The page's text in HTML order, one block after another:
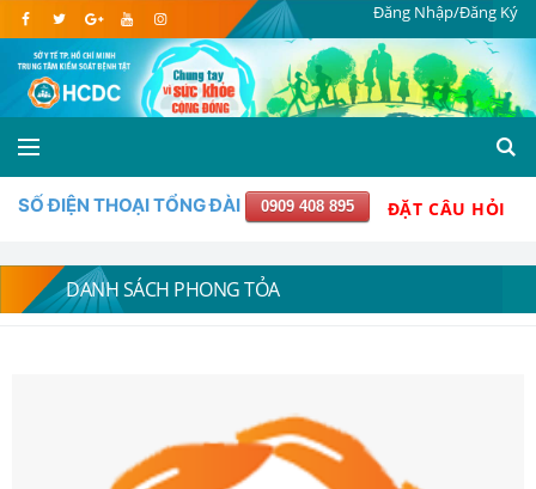
Đăng Nhập/Đăng Ký
SỐ ĐIỆN THOẠI TỔNG ĐÀI 0909 408 895 ĐẶT CÂU HỎI
DANH SÁCH PHONG TỎA